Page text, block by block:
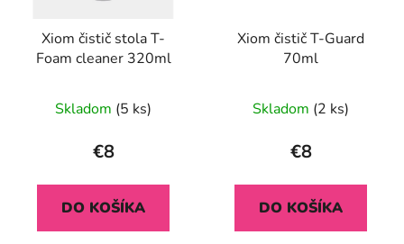
Xiom čistič stola T-
Foam cleaner 320ml
Skladom (5 ks)
€8
DO KOŠÍKA
Xiom čistič T-Guard
70ml
Skladom (2 ks)
€8
DO KOŠÍKA